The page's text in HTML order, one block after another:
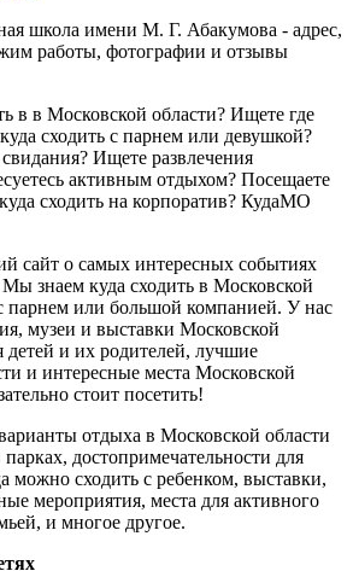
школа имени М. Г. Абакумова - адрес,
работы, фотографии и отзывы
в в Московской области? Ищете где
сходить с парнем или девушкой?
Ищете развлечения
активным отдыхом? Посещаете
сходить на корпоратив? КудаМО
сайт о самых интересных событиях
знаем куда сходить в Московской
парнем или большой компанией. У нас
музеи и выставки Московской
детей и их родителей, лучшие
и интересные места Московской
стоит посетить!
отдыха в Московской области
достопримечательности для
можно сходить с ребенком, выставки,
мероприятия, места для активного
и многое другое.